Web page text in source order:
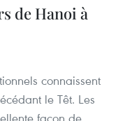
de Hanoi à
connaissent
le Têt. Les